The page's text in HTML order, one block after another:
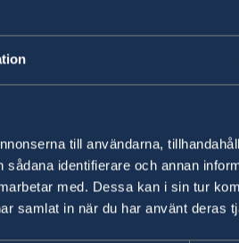
till användarna,
identifierare och annan
med. Dessa kan i sin tur
samlat in när du har använt deras
i Accra via epost